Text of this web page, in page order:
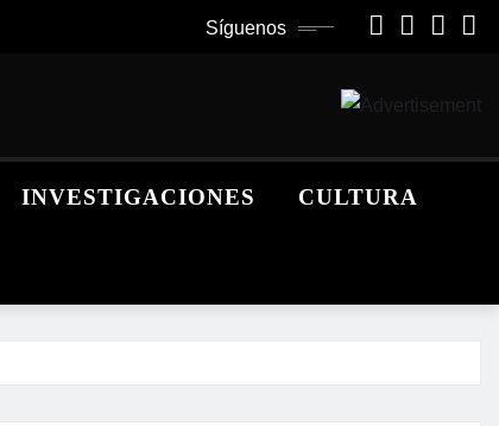
Síguenos
INVESTIGACIONES CULTURA